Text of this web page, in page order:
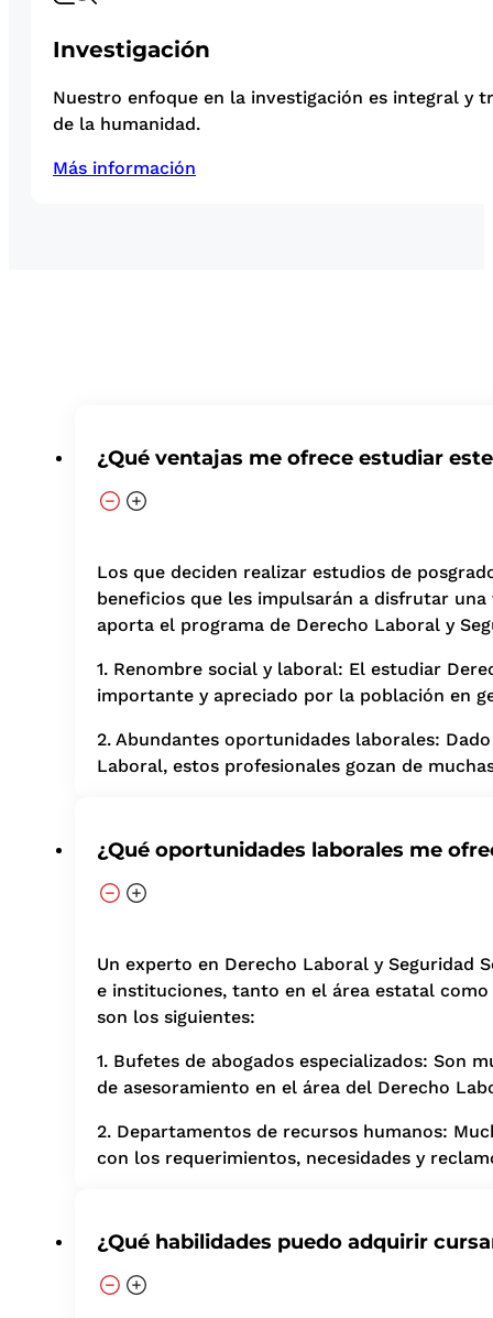
Investigación
Nuestro enfoque en la investigación es integral y
de la humanidad.
Más información
¿Qué ventajas me ofrece estudiar
Los que deciden realizar estudios de
beneficios que les impulsarán a disfrutar
aporta el programa de Derecho Laboral y
1. Renombre social y laboral: El estudiar
importante y apreciado por la población en
2. Abundantes oportunidades laborales:
Laboral, estos profesionales gozan de
¿Qué oportunidades laborales me
Un experto en Derecho Laboral y Seguridad
e instituciones, tanto en el área estatal
son los siguientes:
1. Bufetes de abogados especializados: Son
de asesoramiento en el área del Derecho
2. Departamentos de recursos humanos:
con los requerimientos, necesidades y
¿Qué habilidades puedo adquirir